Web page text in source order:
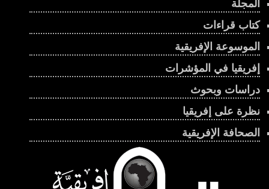
المجلة
كتاب قراءات
الموسوعة الإفريقية
إفريقيا في المؤشرات
دراسات وبحوث
نظرة على إفريقيا
الصحافة الإفريقية